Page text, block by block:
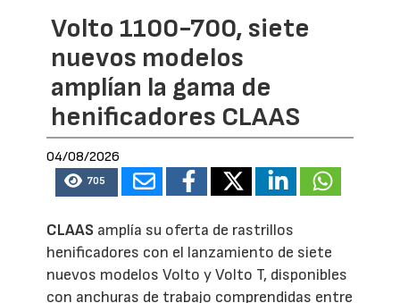
Volto 1100-700, siete
nuevos modelos
amplían la gama de
henificadores CLAAS
04/08/2026
705
CLAAS amplía su oferta de rastrillos
henificadores con el lanzamiento de siete
nuevos modelos Volto y Volto T, disponibles
con anchuras de trabajo comprendidas entre